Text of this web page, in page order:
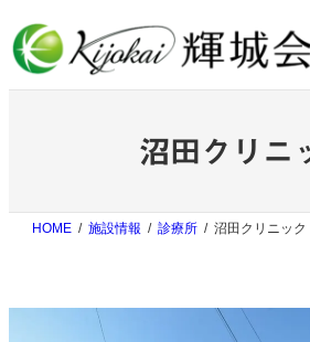
容
を
ス
沼田クリニ
HOME 施設情報 診療所 沼田クリニック